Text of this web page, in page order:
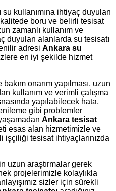
kullanımına ihtiyaç duyulan
boru ve belirli tesisat
zamanlı kullanım ve
duyulan alanlarda su tesisatı
adresi Ankara su
en iyi şekilde hizmet
onarım yapılması, uzun
kullanım ve verimli çalışma
yapılabilecek hata,
gibi problemler
Ankara tesisat
esas alan hizmetimizle ve
işçiliği tesisat ihtiyaçlarınızda
uzun araştırmalar gerek
projelerimizle kolaylıkla
sizler için sürekli